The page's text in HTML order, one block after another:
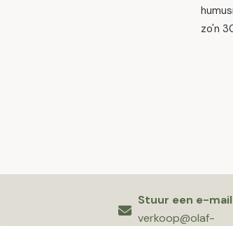
zo'n
Stuur een e-mail
verkoop@olaf-